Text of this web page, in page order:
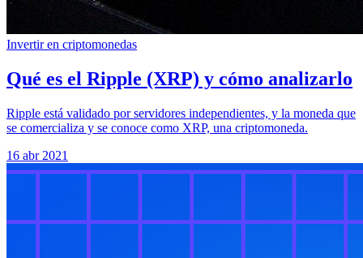
Invertir en criptomonedas
Qué es el Ripple (XRP) y cómo analizarlo
Ripple está validado por servidores independientes, y la moneda que
se comercializa y se conoce como XRP, una criptomoneda.
16 abr 2021